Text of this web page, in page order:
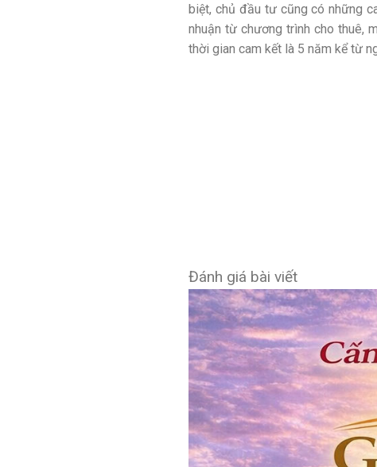
biệt, chủ đầu tư cũng có những
nhuận từ chương trình cho thuê,
thời gian cam kết là 5 năm kể từ
Đánh giá bài viết